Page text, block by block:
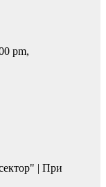
pm,
| При